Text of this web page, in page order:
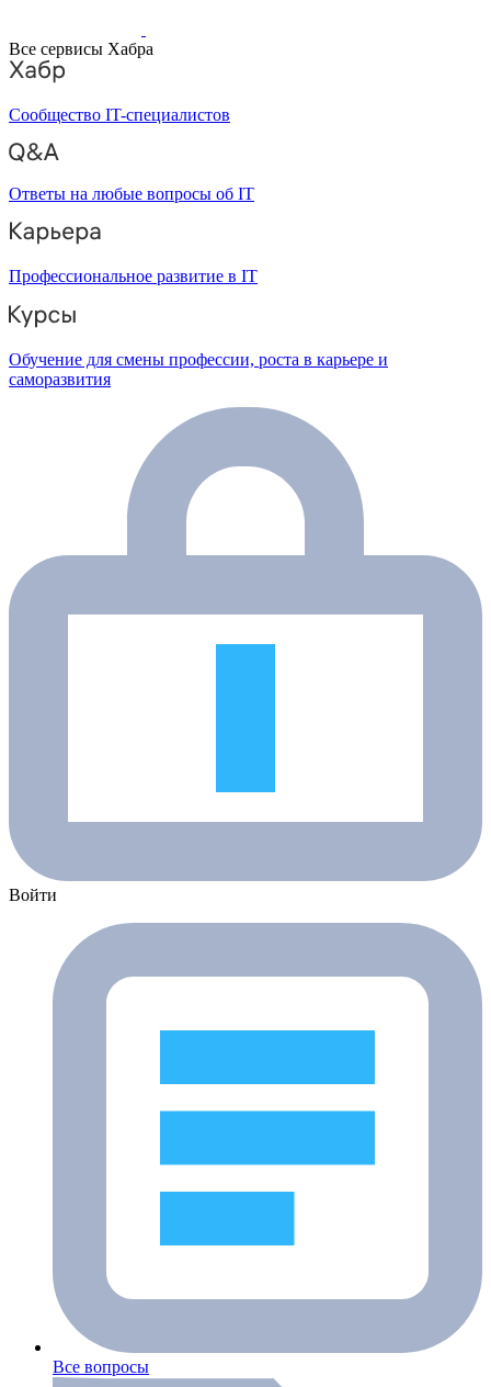
Все сервисы Хабра
Сообщество IT-специалистов
Ответы на любые вопросы об IT
Профессиональное развитие в IT
Обучение для смены профессии, роста в карьере и
саморазвития
Войти
Все вопросы